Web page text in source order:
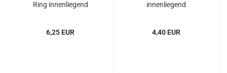
Ring innenliegend
6,25 EUR
innenliegend
4,40 EUR